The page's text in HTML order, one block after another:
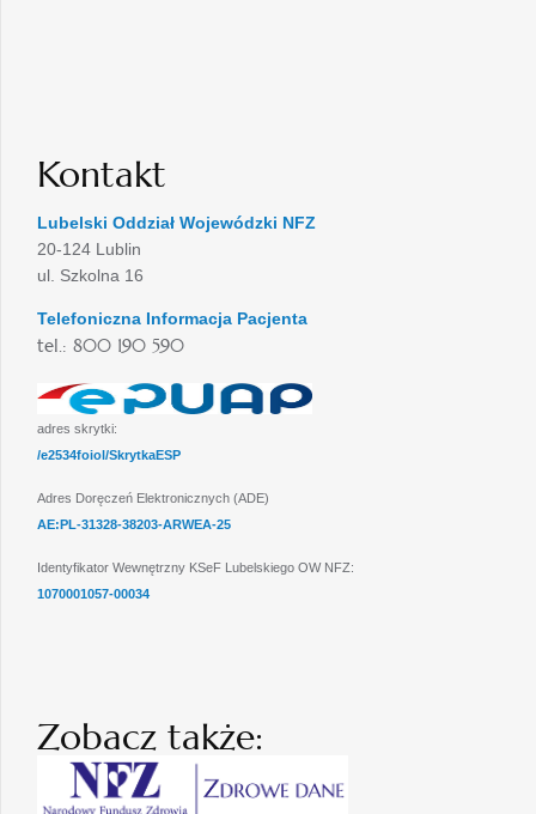
Kontakt
Lubelski Oddział Wojewódzki NFZ
20-124 Lublin
ul. Szkolna 16
Telefoniczna Informacja Pacjenta
tel.: 800 190 590
adres skrytki:
/e2534foiol/SkrytkaESP
Adres Doręczeń Elektronicznych (ADE)
AE:PL-31328-38203-ARWEA-25
Identyfikator Wewnętrzny KSeF Lubelskiego OW NFZ:
1070001057-00034
Zobacz także: